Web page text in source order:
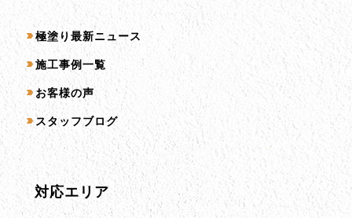
コンテンツ一覧
極塗り最新ニュース
施工事例一覧
お客様の声
スタッフブログ
対応エリア